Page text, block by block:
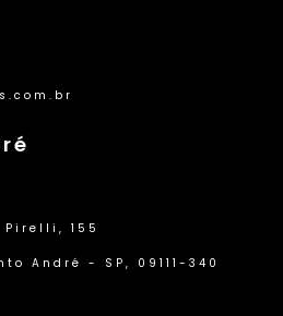
155
André - SP, 09111-340